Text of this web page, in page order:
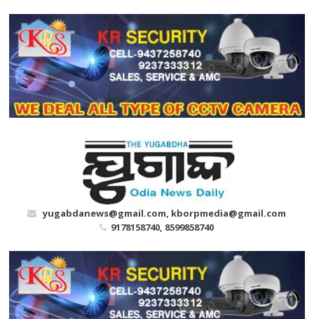
content
yugabdanews@gmail.com, kborpmedia@gmail.com
9178158740, 8599858740